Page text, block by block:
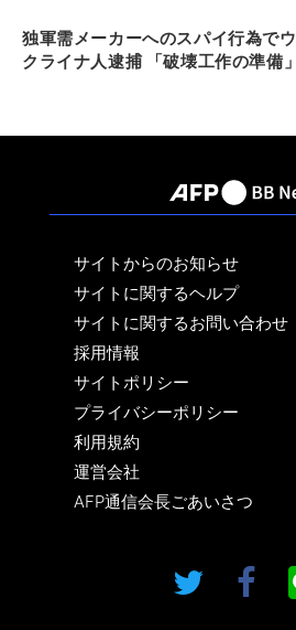
独軍需メーカーへのスパイ行為でウ
クライナ人逮捕 「破壊工作の準備」
サイトからのお知らせ
サイトに関するヘルプ
サイトに関するお問い合わせ
採用情報
サイトポリシー
プライバシーポリシー
利用規約
運営会社
AFP通信会長ごあいさつ